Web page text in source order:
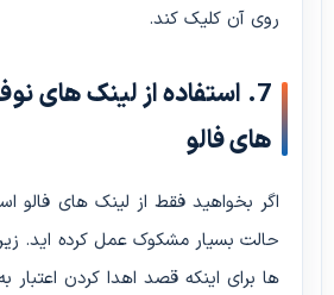
روی آن کلیک کند.
7. استفاده از لینک های
های فالو
اگر بخواهید فقط از لینک های فالو
حالت بسیار مشکوک عمل کرده اید.
ها برای اینکه قصد اهدا کردن اعتبار